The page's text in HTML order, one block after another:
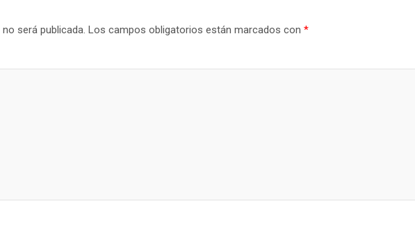
será publicada. Los campos obligatorios están marcados con *